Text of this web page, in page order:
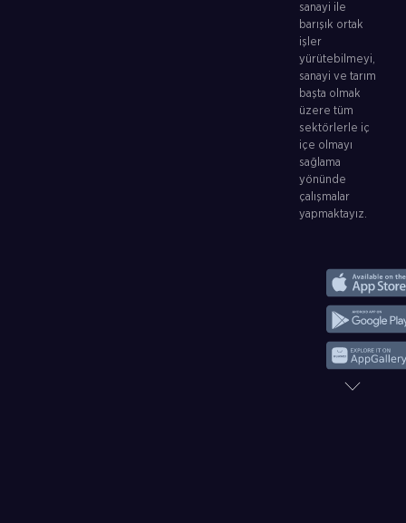
sanayi ile
barışık ortak
işler
yürütebilmeyi,
sanayi ve tarım
başta olmak
üzere tüm
sektörlerle iç
içe olmayı
sağlama
yönünde
çalışmalar
yapmaktayız.